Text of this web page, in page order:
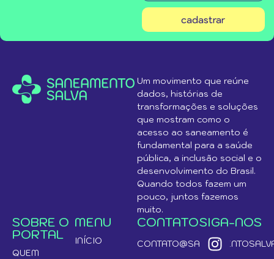
cadastrar
Um movimento que reúne
dados, histórias de
transformações e soluções
que mostram como o
acesso ao saneamento é
fundamental para a saúde
pública, a inclusão social e o
desenvolvimento do Brasil.
Quando todos fazem um
pouco, juntos fazemos
muito.
SOBRE O
PORTAL
QUEM
MENU
INÍCIO
CONTATOSIGA-NOS